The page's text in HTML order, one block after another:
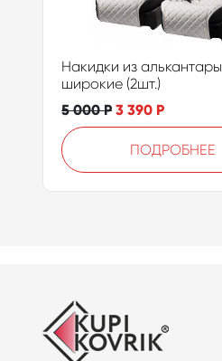
Накидки из алькантары
широкие (2шт.)
5 000Р 3 390 Р
ПОДРОБНЕЕ